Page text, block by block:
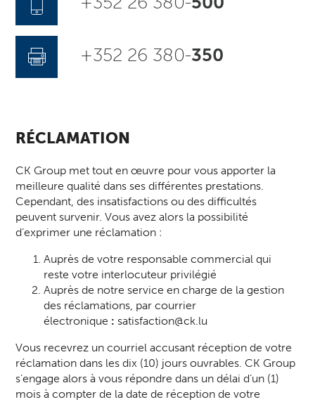
+352 26 380-350
RÉCLAMATION
CK Group met tout en œuvre pour vous apporter la
meilleure qualité dans ses différentes prestations.
Cependant, des insatisfactions ou des difficultés
peuvent survenir. Vous avez alors la possibilité
d’exprimer une réclamation :
Auprès de votre responsable commercial qui
reste votre interlocuteur privilégié
Auprès de notre service en charge de la gestion
des réclamations, par courrier
électronique : satisfaction@ck.lu
Vous recevrez un courriel accusant réception de votre
réclamation dans les dix (10) jours ouvrables. CK Group
s’engage alors à vous répondre dans un délai d’un (1)
mois à compter de la date de réception de votre